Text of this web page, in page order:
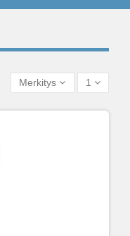
Merkitys 1